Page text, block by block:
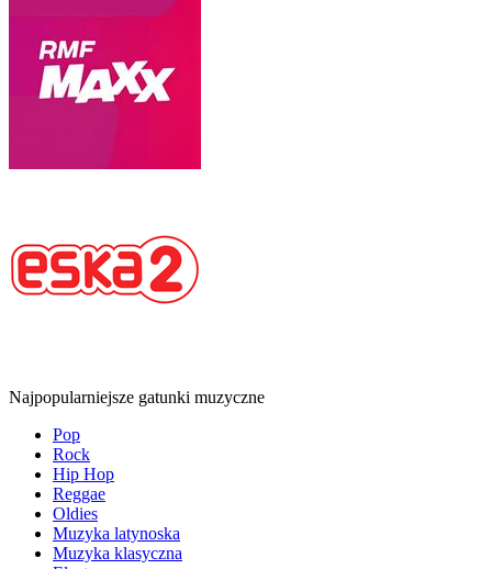
Najpopularniejsze gatunki muzyczne
Pop
Rock
Hip Hop
Reggae
Oldies
Muzyka latynoska
Muzyka klasyczna